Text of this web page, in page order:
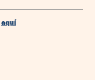
aquí